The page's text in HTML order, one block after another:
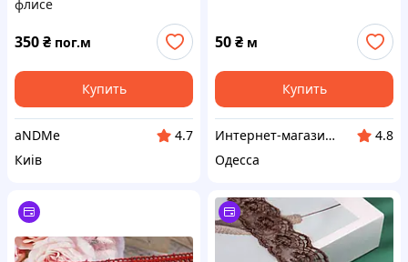
флисе
350₴ пог.м
Купить
aNDMe
4.7
Киів
50₴ м
Купить
Интернет-магазин Sizam
4.8
Одесса